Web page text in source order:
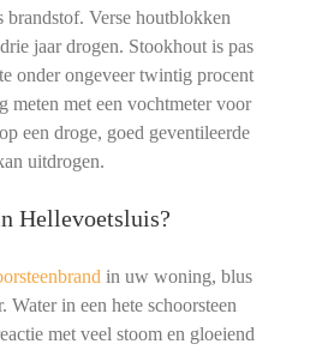
brandstof. Verse houtblokken
jaar drogen. Stookhout is pas
onder ongeveer twintig procent
met een vochtmeter voor
een droge, goed geventileerde
uitdrogen.
Hellevoetsluis?
in uw woning, blus
Water in een hete schoorsteen
met veel stoom en gloeiend